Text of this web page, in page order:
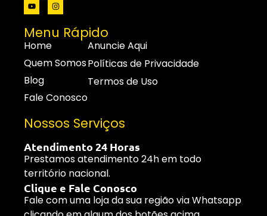
Menu Rápido
Home
Quem Somos
Blog
Fale Conosco
Anuncie Aqui
Políticas de Privacidade
Termos de Uso
Nossos Serviços
Atendimento 24 Horas
Prestamos atendimento 24h em todo
território nacional.
Clique e Fale Conosco
Fale com uma loja da sua região via Whatsapp